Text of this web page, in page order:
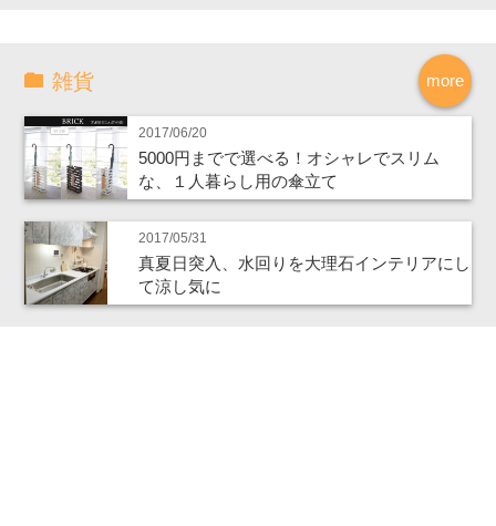
more
雑貨
2017/06/20
5000円までで選べる！オシャレでスリム
な、１人暮らし用の傘立て
2017/05/31
真夏日突入、水回りを大理石インテリアにし
て涼し気に